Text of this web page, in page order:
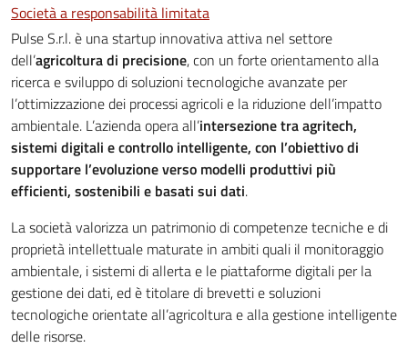
Società a responsabilità limitata
Pulse S.r.l. è una startup innovativa attiva nel settore
dell’agricoltura di precisione, con un forte orientamento alla
ricerca e sviluppo di soluzioni tecnologiche avanzate per
l’ottimizzazione dei processi agricoli e la riduzione dell’impatto
ambientale. L’azienda opera all’intersezione tra agritech,
sistemi digitali e controllo intelligente, con l’obiettivo di
supportare l’evoluzione verso modelli produttivi più
efficienti, sostenibili e basati sui dati.
La società valorizza un patrimonio di competenze tecniche e di
proprietà intellettuale maturate in ambiti quali il monitoraggio
ambientale, i sistemi di allerta e le piattaforme digitali per la
gestione dei dati, ed è titolare di brevetti e soluzioni
tecnologiche orientate all’agricoltura e alla gestione intelligente
delle risorse.